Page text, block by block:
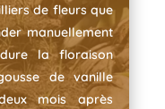
de fleurs que
manuellement
la floraison
de vanille
mois après